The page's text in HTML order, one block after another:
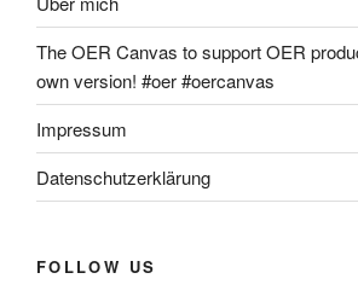
The OER Canvas to support OER
own version! #oer #oercanvas
Impressum
Datenschutzerklärung
FOLLOW US